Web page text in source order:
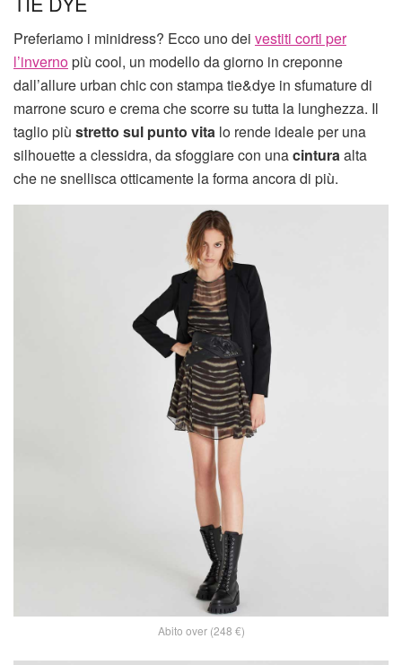
Preferiamo i minidress? Ecco uno dei vestiti corti per
l’invernopiù cool, un modello da giorno in creponne
dall’allure urban chic con stampa tie&dye in sfumature di
marrone scuro e crema che scorre su tutta la lunghezza. Il
taglio più stretto sul punto vita lo rende ideale per una
silhouette a clessidra, da sfoggiare con unacintura alta
che ne snellisca otticamente la forma ancora di più.
Abito over (248 €)